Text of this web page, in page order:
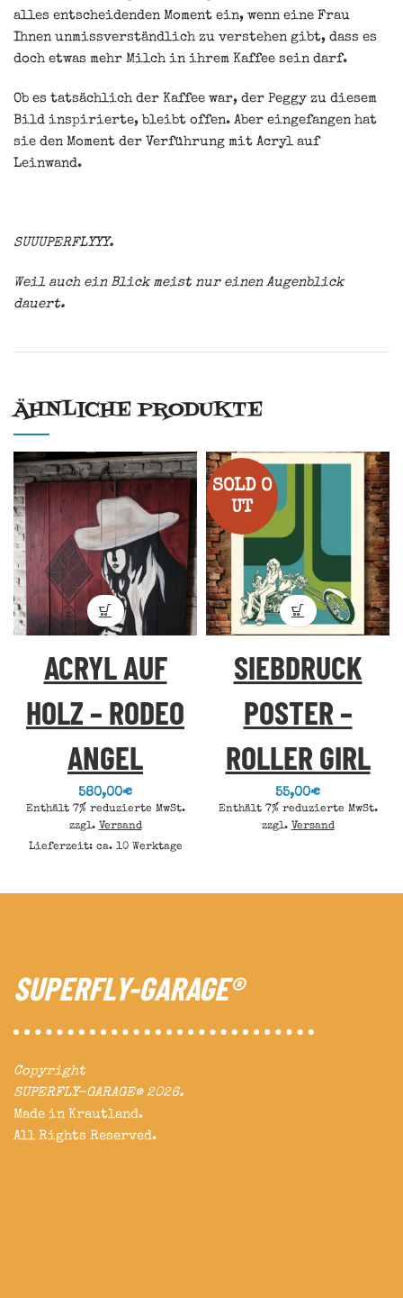
alles entscheidenden Moment ein, wenn eine Frau
Ihnen unmissverständlich zu verstehen gibt, dass es
doch etwas mehr Milch in ihrem Kaffee sein darf.
Ob es tatsächlich der Kaffee war, der Peggy zu diesem
Bild inspirierte, bleibt offen. Aber eingefangen hat
sie den Moment der Verführung mit Acryl auf
Leinwand.
SUUUPERFLYYY.
Weil auch ein Blick meist nur einen Augenblick
dauert.
ÄHNLICHE PRODUKTE
ACRYL AUF
HOLZ – RODEO
ANGEL
580,00€
Enthält 7% reduzierte MwSt.
zzgl. Versand
Lieferzeit: ca. 10 Werktage
SOLD O
UT
SIEBDRUCK
POSTER –
ROLLER GIRL
55,00€
Enthält 7% reduzierte MwSt.
zzgl. Versand
SUPERFLY-GARAGE®
Copyright
SUPERFLY-GARAGE® 2026.
Made in Krautland.
All Rights Reserved.